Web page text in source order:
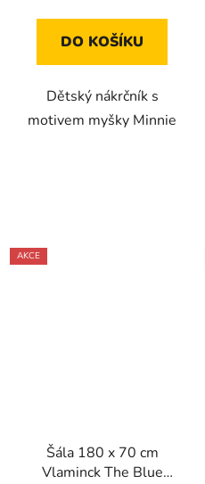
DO KOŠÍKU
Dětský nákrčník s
motivem myšky Minnie
AKCE
Šála 180 x 70 cm
Vlaminck The Blue